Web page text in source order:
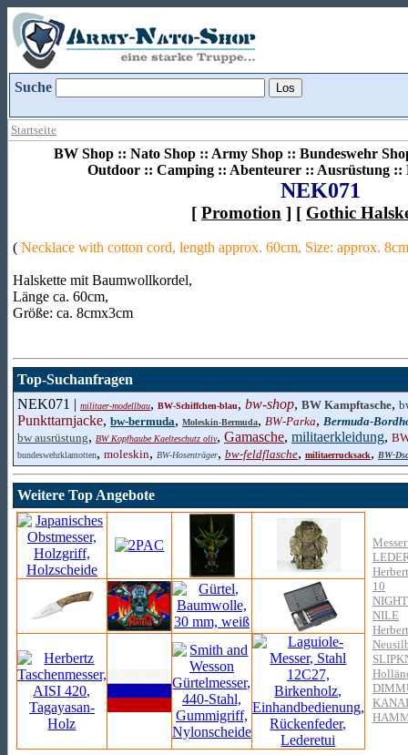
Suche
Startseite
BW Shop :: Nato Shop :: Army Shop :: Bundeswehr
Outdoor :: Camping :: Abenteurer :: Ausrüstung ::
NEK071
[ Promotion ] [ Gothic
( Necklace with cotton cord, length approx. 60cm, Size: approx.
Halskette mit Baumwollkordel,
Länge ca. 60cm,
Größe: ca. 8cmx3cm
Top-Suchanfragen
NEK071 | militaer-modellbau, BW-Schiffchen-blau, bw-shop, BW Kampftasche,
Punkttarnjacke, bw-bermuda, Moleskin-Bermuda, BW-Parka, Bermuda-
bw ausrüstung, BW Kopfhaube Kaelteschutz oliv, Gamasche, militaerkleidung,
bundeswehrklamotten, moleskin, BW-Hosenträger, bw-feldflasche, militaerrucksack, BW-
Weitere Top Angebote
10
NILE